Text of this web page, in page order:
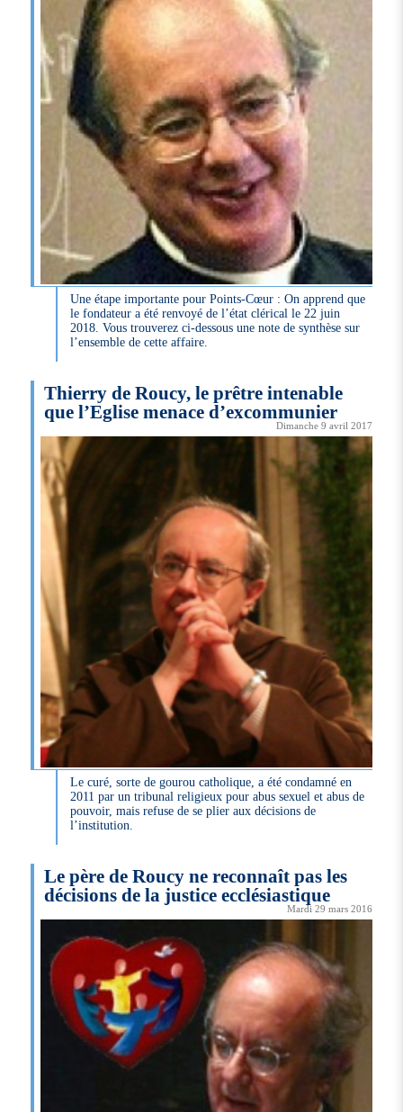
Une étape importante pour Points-Cœur : On apprend que
le fondateur a été renvoyé de l’état clérical le 22 juin
2018. Vous trouverez ci-dessous une note de synthèse sur
l’ensemble de cette affaire.
Thierry de Roucy, le prêtre intenable
que l’Eglise menace d’excommunier
Dimanche 9 avril 2017
Le curé, sorte de gourou catholique, a été condamné en
2011 par un tribunal religieux pour abus sexuel et abus de
pouvoir, mais refuse de se plier aux décisions de
l’institution.
Le père de Roucy ne reconnaît pas les
décisions de la justice ecclésiastique
Mardi 29 mars 2016